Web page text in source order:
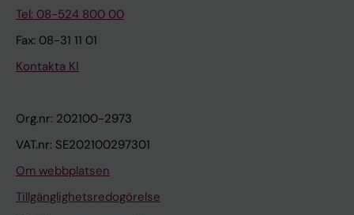
Tel: 08-524 800 00
Fax: 08-31 11 01
Kontakta KI
Org.nr: 202100-2973
VAT.nr: SE202100297301
Om webbplatsen
Tillgänglighetsredogörelse